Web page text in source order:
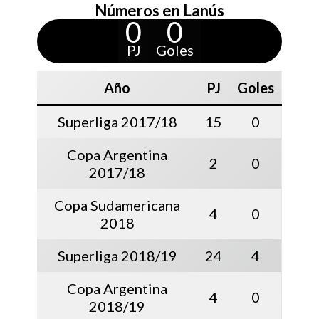
Números en Lanús
0
PJ
0
Goles
Año PJ
Goles
Superliga 2017/18
15
0
Copa Argentina
2017/18
2 0
Copa Sudamericana
2018
4 0
Superliga 2018/19 24
4
Copa Argentina
2018/19
4 0